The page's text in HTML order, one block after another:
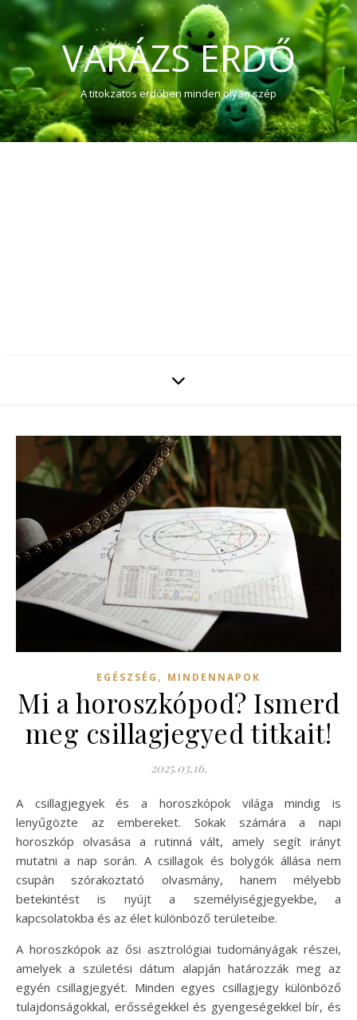
VARÁZS ERDŐ
A titokzatos erdőben minden olyan szép
EGÉSZSÉG , MINDENNAPOK
Mi a horoszkópod? Ismerd
meg csillagjegyed titkait!
2025.03.16.
A csillagjegyek és a horoszkópok világa mindig is
lenyűgözte az embereket. Sokak számára a napi
horoszkóp olvasása a rutinná vált, amely segít irányt
mutatni a nap során. A csillagok és bolygók állása nem
csupán szórakoztató olvasmány, hanem mélyebb
betekintést is nyújt a személyiségjegyekbe, a
kapcsolatokba és az élet különböző területeibe.
A horoszkópok az ősi asztrológiai tudományágak részei,
amelyek a születési dátum alapján határozzák meg az
egyén csillagjegyét. Minden egyes csillagjegy különböző
tulajdonságokkal, erősségekkel és gyengeségekkel bír, és